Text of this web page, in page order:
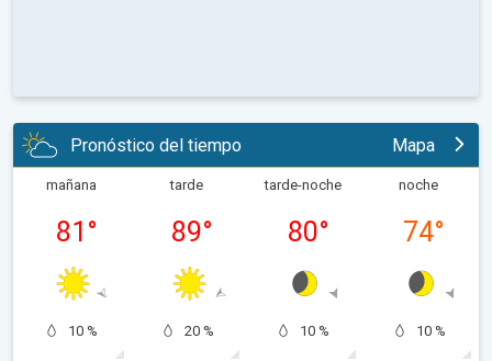
Pronóstico del tiempo Mapa
mañana
81 °
10 %
tarde
89°
20 %
tarde-noche
80°
10 %
noche
74°
10 %